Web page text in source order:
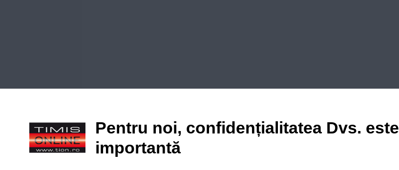
Pentru noi, confidențialitatea Dvs. este
importantă